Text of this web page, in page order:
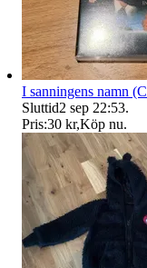
I sanningens namn
Sluttid2 sep 22:53.
Pris:30 kr,Köp nu.